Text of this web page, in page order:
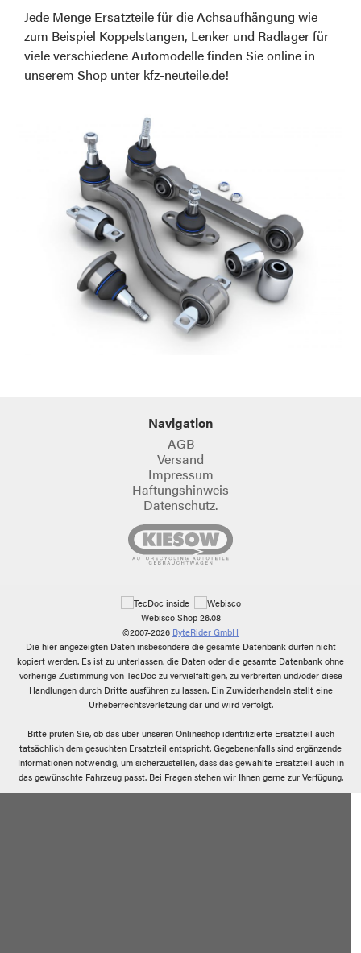
Jede Menge Ersatzteile für die Achsaufhängung wie
zum Beispiel Koppelstangen, Lenker und Radlager für
viele verschiedene Automodelle finden Sie online in
unserem Shop unter kfz-neuteile.de!
Navigation
AGB
Versand
Impressum
Haftungshinweis
Datenschutz.
Webisco Shop 26.08
©2007-2026 ByteRider GmbH
Die hier angezeigten Daten insbesondere die gesamte Datenbank dürfen nicht
kopiert werden. Es ist zu unterlassen, die Daten oder die gesamte Datenbank ohne
vorherige Zustimmung von TecDoc zu vervielfältigen, zu verbreiten und/oder diese
Handlungen durch Dritte ausführen zu lassen. Ein Zuwiderhandeln stellt eine
Urheberrechtsverletzung dar und wird verfolgt.
Bitte prüfen Sie, ob das über unseren Onlineshop identifizierte Ersatzteil auch
tatsächlich dem gesuchten Ersatzteil entspricht. Gegebenenfalls sind ergänzende
Informationen notwendig, um sicherzustellen, dass das gewählte Ersatzteil auch in
das gewünschte Fahrzeug passt. Bei Fragen stehen wir Ihnen gerne zur Verfügung.